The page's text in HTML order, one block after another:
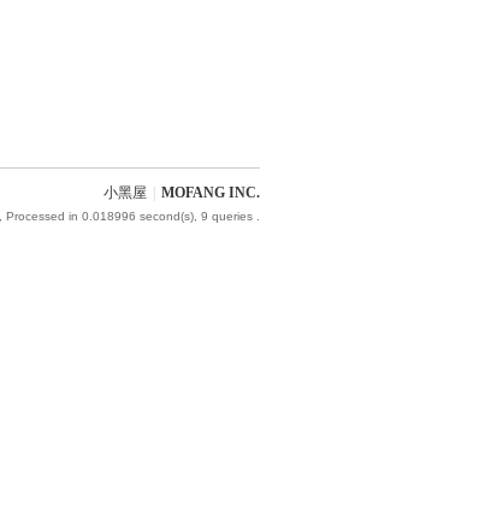
小黑屋 MOFANG INC.
, Processed in 0.018996 second(s), 9 queries .